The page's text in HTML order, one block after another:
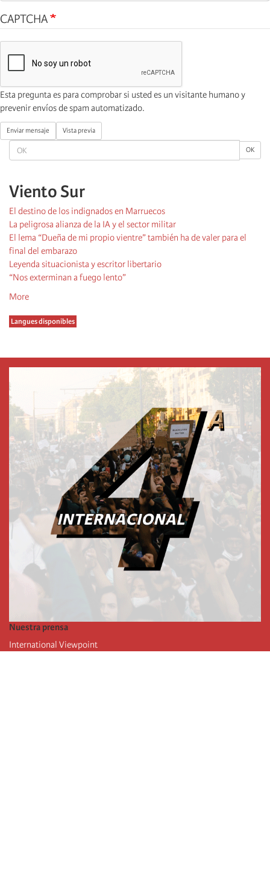
OK OK
Viento Sur
El destino de los indignados en Marruecos
La peligrosa alianza de la IA y el sector militar
El lema “Dueña de mi propio vientre” también ha de valer para el
final del embarazo
Leyenda situacionista y escritor libertario
“Nos exterminan a fuego lento”
More
Langues disponibles
CAPTCHA
Esta pregunta es para comprobar si usted es un visitante humano y
prevenir envíos de spam automatizado.
Enviar mensaje Vista previa
Nuestra prensa
International Viewpoint